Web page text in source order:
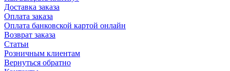
Доставка заказа
Оплата заказа
Оплата банковской картой онлайн
Возврат заказа
Статьи
Розничным клиентам
Вернуться обратно